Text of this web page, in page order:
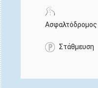
Ασφαλτόδρομος
Στάθμευση